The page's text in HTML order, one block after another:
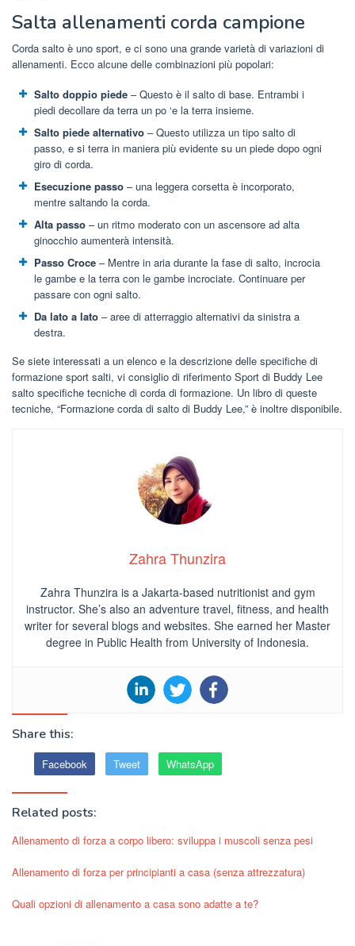
Salta allenamenti corda campione
Corda salto è uno sport, e ci sono una grande varietà di variazioni di
allenamenti. Ecco alcune delle combinazioni più popolari:
Salto doppio piede – Questo è il salto di base. Entrambi i
piedi decollare da terra un po ‘e la terra insieme.
Salto piede alternativo – Questo utilizza un tipo salto di
passo, e si terra in maniera più evidente su un piede dopo ogni
giro di corda.
Esecuzione passo – una leggera corsetta è incorporato,
mentre saltando la corda.
Alta passo – un ritmo moderato con un ascensore ad alta
ginocchio aumenterà intensità.
Passo Croce – Mentre in aria durante la fase di salto, incrocia
le gambe e la terra con le gambe incrociate. Continuare per
passare con ogni salto.
Da lato a lato – aree di atterraggio alternativi da sinistra a
destra.
Se siete interessati a un elenco e la descrizione delle specifiche di
formazione sport salti, vi consiglio di riferimento Sport di Buddy Lee
salto specifiche tecniche di corda di formazione. Un libro di queste
tecniche, “Formazione corda di salto di Buddy Lee,” è inoltre disponibile.
Zahra Thunzira
Zahra Thunzira is a Jakarta-based nutritionist and gym
instructor. She’s also an adventure travel, fitness, and health
writer for several blogs and websites. She earned her Master
degree in Public Health from University of Indonesia.
Share this:
Facebook Tweet WhatsApp
Related posts:
Allenamento di forza a corpo libero: sviluppa i muscoli senza pesi
Allenamento di forza per principianti a casa (senza attrezzatura)
Quali opzioni di allenamento a casa sono adatte a te?